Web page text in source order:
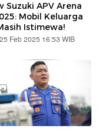
Suzuki APV Arena
Mobil Keluarga
Istimewa!
Feb 2025 16:53 WIB